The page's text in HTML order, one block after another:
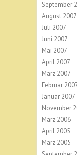
September
August 2007
Juli 2007
Juni 2007
Mai 2007
April 2007
März 2007
Februar 2007
Januar 2007
November
März 2006
April 2005
März 2005